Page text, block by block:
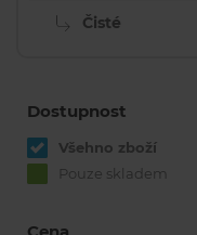
Čisté
Dostupnost
Všehno zboží
Pouze skladem